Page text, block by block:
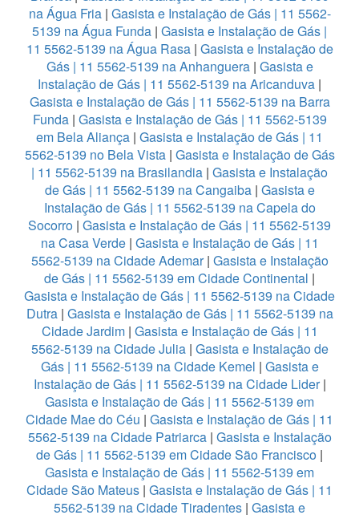
na Água Fria| Gasista e Instalação de Gás | 11 5562-
5139 na Água Funda | Gasista e Instalação de Gás |
11 5562-5139 na Água Rasa | Gasista e Instalação de
Gás | 11 5562-5139 na Anhanguera| Gasista e
Instalação de Gás | 11 5562-5139 na Aricanduva |
Gasista e Instalação de Gás | 11 5562-5139 na Barra
Funda | Gasista e Instalação de Gás | 11 5562-5139
em Bela Aliança | Gasista e Instalação de Gás | 11
5562-5139 no Bela Vista| Gasista e Instalação de Gás
| 11 5562-5139 na Brasilandia | Gasista e Instalação
de Gás | 11 5562-5139 na Cangaiba| Gasista e
Instalação de Gás | 11 5562-5139 na Capela do
Socorro | Gasista e Instalação de Gás | 11 5562-5139
na Casa Verde| Gasista e Instalação de Gás | 11
5562-5139 na Cidade Ademar| Gasista e Instalação
de Gás | 11 5562-5139 em Cidade Continental |
Gasista e Instalação de Gás | 11 5562-5139 na Cidade
Dutra | Gasista e Instalação de Gás | 11 5562-5139 na
Cidade Jardim| Gasista e Instalação de Gás | 11
5562-5139 na Cidade Julia | Gasista e Instalação de
Gás | 11 5562-5139 na Cidade Kemel | Gasista e
Instalação de Gás | 11 5562-5139 na Cidade Lider|
Gasista e Instalação de Gás | 11 5562-5139 em
Cidade Mae do Céu | Gasista e Instalação de Gás | 11
5562-5139 na Cidade Patriarca| Gasista e Instalação
de Gás | 11 5562-5139 em Cidade São Francisco |
Gasista e Instalação de Gás | 11 5562-5139 em
Cidade São Mateus | Gasista e Instalação de Gás | 11
5562-5139 na Cidade Tiradentes | Gasista e